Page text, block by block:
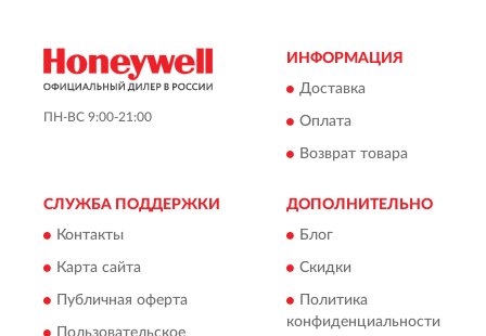
ПН-ВС 9:00-21:00
ИНФОРМАЦИЯ
Доставка
Оплата
Возврат товара
СЛУЖБА ПОДДЕРЖКИ
Контакты
Карта сайта
Публичная оферта
ДОПОЛНИТЕЛЬНО
Блог
Скидки
Политика
конфиденциальности